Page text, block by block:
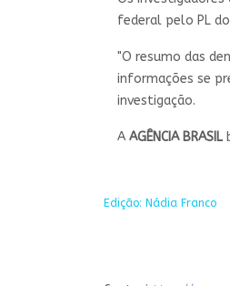
federal pelo PL
"O resumo das
informações se
investigação.
A AGÊNCIA BRASIL
Edição: Nádia Franco